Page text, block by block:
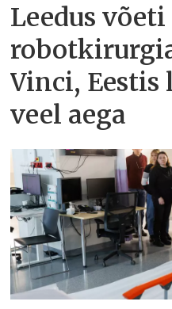
Leedus
Vinci, Eestis
veel aega